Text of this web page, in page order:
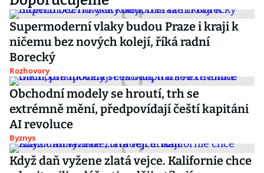
Supermoderní vlaky budou Praze i kraji k
ničemu bez nových kolejí, říká radní
Borecký
Rozhovory
Obchodní modely se hroutí, trh se
extrémně mění, předpovídají čeští kapitáni
AI revoluce
Byznys
Když daň vyžene zlatá vejce. Kalifornie chce